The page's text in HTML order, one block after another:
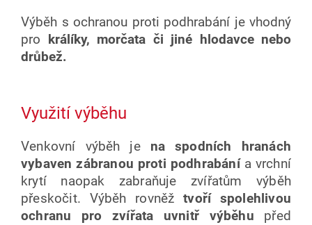
Výběh s ochranou proti podhrabání je vhodný
pro králíky, morčata či jiné hlodavce nebo
drůbež.
Využití výběhu
Venkovní výběh je na spodních hranách
vybaven zábranou proti podhrabání a vrchní
krytí naopak zabraňuje zvířatům výběh
přeskočit. Výběh rovněžtvoří spolehlivou
ochranu pro zvířata uvnitř výběhu před